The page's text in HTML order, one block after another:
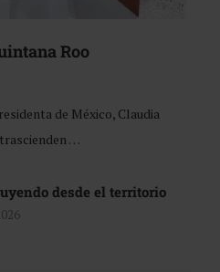
Roo
de México, Claudia
trascienden …
desde el territorio